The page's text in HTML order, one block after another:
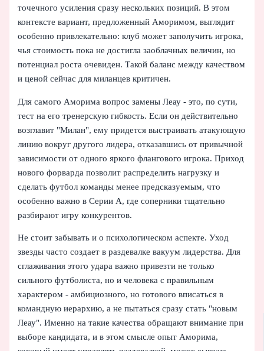
точечного усиления сразу нескольких позиций. В этом
контексте вариант, предложенный Аморимом, выглядит
особенно привлекательно: клуб может заполучить игрока,
чья стоимость пока не достигла заоблачных величин, но
потенциал роста очевиден. Такой баланс между качеством
и ценой сейчас для миланцев критичен.
Для самого Аморима вопрос замены Леау - это, по сути,
тест на его тренерскую гибкость. Если он действительно
возглавит "Милан", ему придется выстраивать атакующую
линию вокруг другого лидера, отказавшись от привычной
зависимости от одного яркого флангового игрока. Приход
нового форварда позволит распределить нагрузку и
сделать футбол команды менее предсказуемым, что
особенно важно в Серии A, где соперники тщательно
разбирают игру конкурентов.
Не стоит забывать и о психологическом аспекте. Уход
звезды часто создает в раздевалке вакуум лидерства. Для
сглаживания этого удара важно привезти не только
сильного футболиста, но и человека с правильным
характером - амбициозного, но готового вписаться в
командную иерархию, а не пытаться сразу стать "новым
Леау". Именно на такие качества обращают внимание при
выборе кандидата, и в этом смысле опыт Аморима,